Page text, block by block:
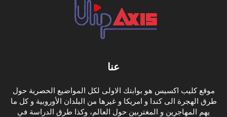
عنا
موقع كليب اكسيس هو بوابتك الاولى لكل المواضيع الحصرية حول
طرق الهجرة الى كندا و امريكا و غيرها من البلدان الأوروبية و كل ما
يهم المهاجرين و المغتربين حول العالم، وكذا طرق الدراسة في